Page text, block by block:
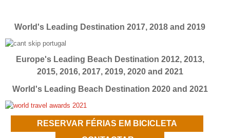
World's Leading Destination 2017, 2018 and 2019
Europe's Leading Beach Destination 2012, 2013,
2015, 2016, 2017, 2019, 2020 and 2021
World's Leading Beach Destination 2020 and 2021
RESERVAR FÉRIAS EM BICICLETA